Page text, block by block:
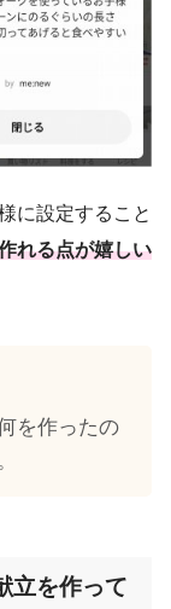
に設定すること
れる点が嬉しい
を作ったの
立を作って